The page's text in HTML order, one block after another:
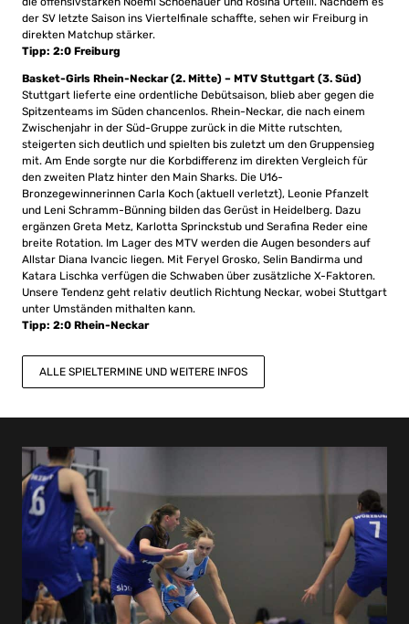
der SV letzte Saison ins Viertelfinale schaffte, sehen wir Freiburg in
direkten Matchup stärker.
Tipp: 2:0 Freiburg
Basket-Girls Rhein-Neckar (2. Mitte) – MTV Stuttgart (3. Süd)
Stuttgart lieferte eine ordentliche Debütsaison, blieb aber gegen die
Spitzenteams im Süden chancenlos. Rhein-Neckar, die nach einem
Zwischenjahr in der Süd-Gruppe zurück in die Mitte rutschten,
steigerten sich deutlich und spielten bis zuletzt um den Gruppensieg
mit. Am Ende sorgte nur die Korbdifferenz im direkten Vergleich für
den zweiten Platz hinter den Main Sharks. Die U16-
Bronzegewinnerinnen Carla Koch (aktuell verletzt), Leonie Pfanzelt
und Leni Schramm-Bünning bilden das Gerüst in Heidelberg. Dazu
ergänzen Greta Metz, Karlotta Sprinckstub und Serafina Reder eine
breite Rotation. Im Lager des MTV werden die Augen besonders auf
Allstar Diana Ivancic liegen. Mit Feryel Grosko, Selin Bandirma und
Katara Lischka verfügen die Schwaben über zusätzliche X-Faktoren.
Unsere Tendenz geht relativ deutlich Richtung Neckar, wobei Stuttgart
unter Umständen mithalten kann.
Tipp: 2:0 Rhein-Neckar
ALLE SPIELTERMINE UND WEITERE INFOS